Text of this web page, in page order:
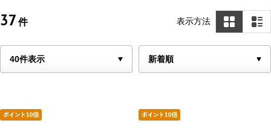
37 件 表示方法